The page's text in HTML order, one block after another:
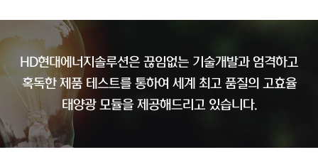
HD현대에너지솔루션은 끊임없는 기술개발과 엄격하고
혹독한 제품 테스트를 통하여 세계 최고 품질의 고효율
태양광 모듈을 제공해드리고 있습니다.